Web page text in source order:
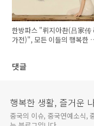
한방파스 "뤼지아촨(吕家传
가전)", 모든 이들의 행복한
댓글
행복한 생활, 즐거운
중국의 이슈, 중국연예소식,